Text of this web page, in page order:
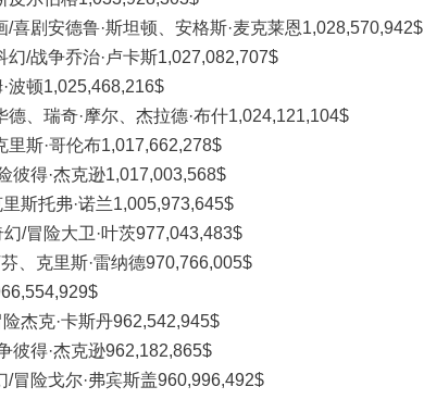
剧安德鲁·斯坦顿、安格斯·麦克莱恩1,028,570,942$
/战争乔治·卢卡斯1,027,082,707$
波顿1,025,468,216$
、瑞奇·摩尔、杰拉德·布什1,024,121,104$
斯·哥伦布1,017,662,278$
彼得·杰克逊1,017,003,568$
斯托弗·诺兰1,005,973,645$
/冒险大卫·叶茨977,043,483$
、克里斯·雷纳德970,766,005$
杰克·卡斯丹962,542,945$
彼得·杰克逊962,182,865$
冒险戈尔·弗宾斯盖960,996,492$